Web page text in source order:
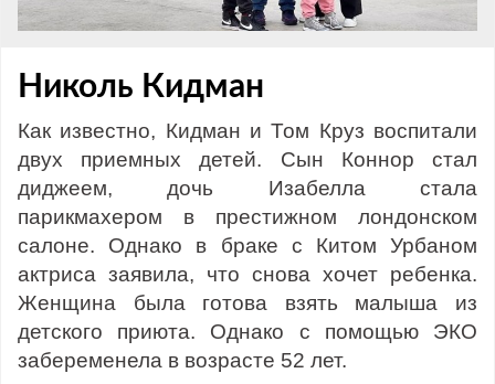
Николь Кидман
Как известно, Кидман и Том Круз воспитали
двух приемных детей. Сын Коннор стал
диджеем, дочь Изабелла стала
парикмахером в престижном лондонском
салоне. Однако в браке с Китом Урбаном
актриса заявила, что снова хочет ребенка.
Женщина была готова взять малыша из
детского приюта. Однако с помощью ЭКО
забеременела в возрасте 52 лет.